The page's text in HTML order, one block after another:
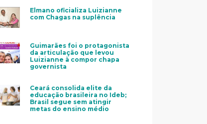
Elmano oficializa Luizianne
com Chagas na suplência
Guimarães foi o protagonista
da articulação que levou
Luizianne à compor chapa
governista
Ceará consolida elite da
educação brasileira no Ideb;
Brasil segue sem atingir
metas do ensino médio